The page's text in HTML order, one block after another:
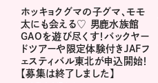
ホッキョクグマの子グマ、モモ
太にも会える♡ 男鹿水族館
GAOを遊び尽くす！バックヤー
ドツアーや限定体験付きJAFフ
ェスティバル東北が申込開始！
【募集は終了しました】